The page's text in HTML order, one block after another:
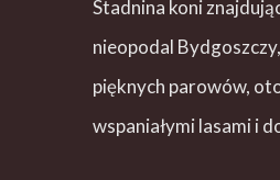
Stadnina koni
nieopodal
pięknych parowów,
wspaniałymi lasami i